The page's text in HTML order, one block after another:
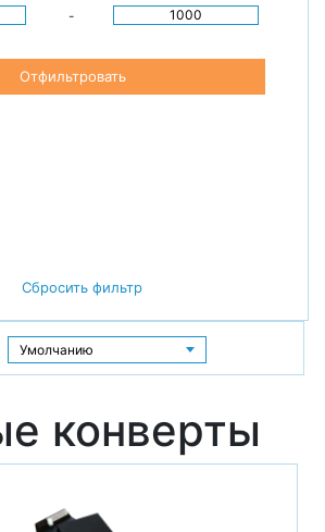
-
Отфильтровать
Сбросить фильтр
конверты